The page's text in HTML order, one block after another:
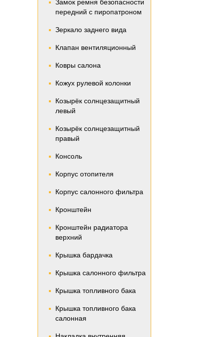
Замок ремня безопасности
передний с пиропатроном
Зеркало заднего вида
Клапан вентиляционный
Ковры салона
Кожух рулевой колонки
Козырёк солнцезащитный
левый
Козырёк солнцезащитный
правый
Консоль
Корпус отопителя
Корпус салонного фильтра
Кронштейн
Кронштейн радиатора
верхний
Крышка бардачка
Крышка салонного фильтра
Крышка топливного бака
Крышка топливного бака
салонная